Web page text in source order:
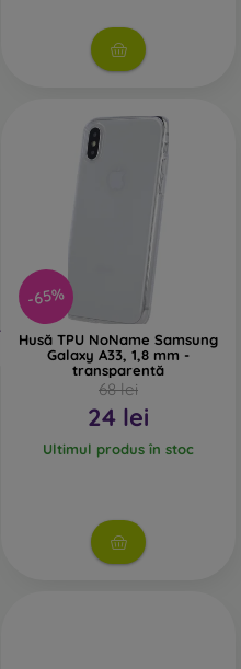
-65%
Husă TPU NoName Samsung
Galaxy A33, 1,8 mm -
transparentă
68 lei
24 lei
Ultimul produs în stoc